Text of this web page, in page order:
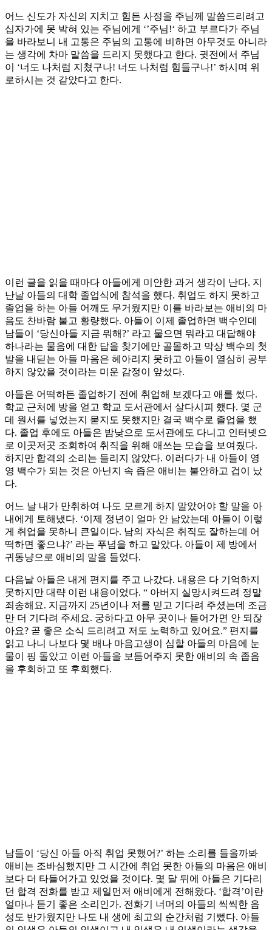
어느 신도가 자신의 지치고 힘든 사정을 주님께 말씀드리려고
십자가에 못 박혀 있는 주님에게 ‘’주님!‘ 하고 부르다가 주님
을 바라보니 내 고통은 주님의 고통에 비하면 아무것도 아니라
는 생각에 차마 말씀을 드리지 못했다고 한다. 귓전에서 주님
이 ‘너도 나처럼 지쳤구나! 너도 나처럼 힘들구나!’ 하시며 위
로하시는 것 같았다고 한다.
이런 글을 읽을 때마다 아들에게 미안한 과거 생각이 난다. 지
난날 아들의 대학 졸업식에 참석을 했다. 취업도 하지 못하고
졸업을 하는 아들 어깨도 무거웠지만 이를 바라보는 애비의 마
음도 찬바람 불고 황량했다. 아들이 이제 졸업하면 백수인데
남들이 ‘당신아들 지금 뭐해?’ 라고 물으면 뭐라고 대답해야
하나라는 물음에 대한 답을 찾기에만 골몰하고 막상 백수의 첫
발을 내딛는 아들 마음은 헤아리지 못하고 아들이 열심히 공부
하지 않았을 것이라는 미운 감정이 앞섰다.
아들은 어떡하든 졸업하기 전에 취업해 보겠다고 애를 썼다.
학교 근처에 방을 얻고 학교 도서관에서 살다시피 했다. 몇 군
데 원서를 넣었는지 묻지도 못했지만 결국 백수로 졸업을 했
다. 졸업 후에도 아들은 밤낮으로 도서관에도 다니고 인터넷으
로 이곳저곳 조회하여 취직을 위해 애쓰는 모습을 보여줬다.
하지만 합격의 소리는 들리지 않았다. 이러다가 내 아들이 영
영 백수가 되는 것은 아닌지 속 좁은 애비는 불안하고 겁이 났
다.
어느 날 내가 만취하여 나도 모르게 하지 말았어야 할 말을 아
내에게 토해냈다. ‘이제 정년이 얼마 안 남았는데 아들이 이렇
게 취업을 못하니 큰일이다. 남의 자식은 취직도 잘하는데 어
떡하면 좋으냐?’ 라는 푸념을 하고 말았다. 아들이 제 방에서
귀동냥으로 애비의 말을 들었다.
다음날 아들은 내게 편지를 주고 나갔다. 내용은 다 기억하지
못하지만 대략 이런 내용이었다. “ 아버지 실망시켜드려 정말
죄송해요. 지금까지 25년이나 저를 믿고 기다려 주셨는데 조금
만 더 기다려 주세요. 궁하다고 아무 곳이나 들어가면 안 되잖
아요? 곧 좋은 소식 드리려고 저도 노력하고 있어요.” 편지를
읽고 나니 나보다 몇 배나 마음고생이 심할 아들의 마음에 눈
물이 핑 돌았고 이런 아들을 보듬어주지 못한 애비의 속 좁음
을 후회하고 또 후회했다.
남들이 ‘당신 아들 아직 취업 못했어?’ 하는 소리를 들을까봐
애비는 조바심했지만 그 시간에 취업 못한 아들의 마음은 애비
보다 더 타들어가고 있었을 것이다. 몇 달 뒤에 아들은 기다리
던 합격 전화를 받고 제일먼저 애비에게 전해왔다. ‘합격’이란
얼마나 듣기 좋은 소리인가. 전화기 너머의 아들의 씩씩한 음
성도 반가웠지만 나도 내 생에 최고의 순간처럼 기뻤다. 아들